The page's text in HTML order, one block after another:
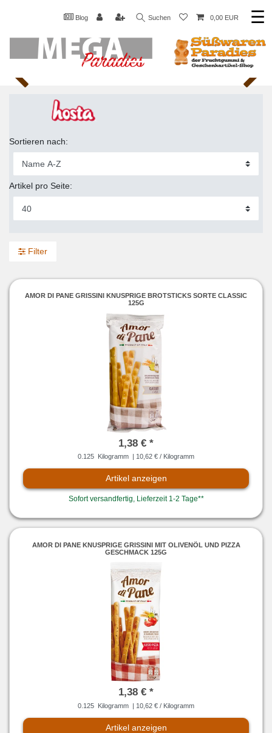
Blog Suchen 0,00 EUR ☰
Zurück
Sortieren nach:
Artikel pro Seite:
Filter
AMOR DI PANE GRISSINI KNUSPRIGE BROTSTICKS SORTE CLASSIC
125G
1,38 € *
0.125 Kilogramm | 10,62 € / Kilogramm
Artikel anzeigen
Sofort versandfertig, Lieferzeit 1-2 Tage**
AMOR DI PANE KNUSPRIGE GRISSINI MIT OLIVENÖL UND PIZZA
GESCHMACK 125G
1,38 € *
0.125 Kilogramm | 10,62 € / Kilogramm
Artikel anzeigen